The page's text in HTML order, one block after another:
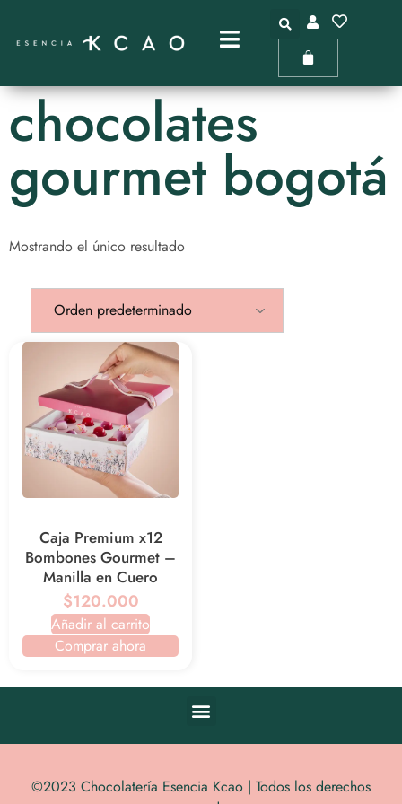
chocolates
gourmet bogotá
Mostrando el único resultado
Caja Premium x12
Bombones Gourmet –
Manilla en Cuero
$120.000
Añadir al carrito
Comprar ahora
©2023 Chocolatería Esencia Kcao | Todos los derechos